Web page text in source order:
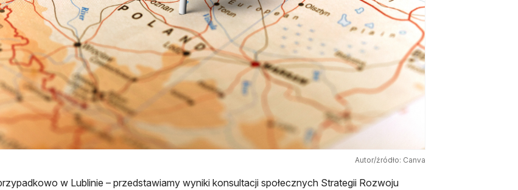
Autor/źródło: Canva
w Lublinie – przedstawiamy wyniki konsultacji społecznych Strategii Rozwoju